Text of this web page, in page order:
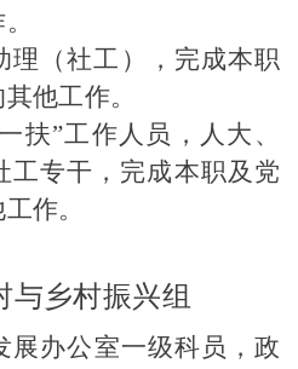
理（社工）， 完成本职
他工作。
扶”工作人员， 人大、
工专干，完成本职及党
作。
与乡村振兴组
展办公室一级科员， 政